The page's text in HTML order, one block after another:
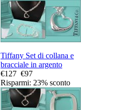
Tiffany Set di collana e
bracciale in argento
€127 €97
Risparmi: 23% sconto